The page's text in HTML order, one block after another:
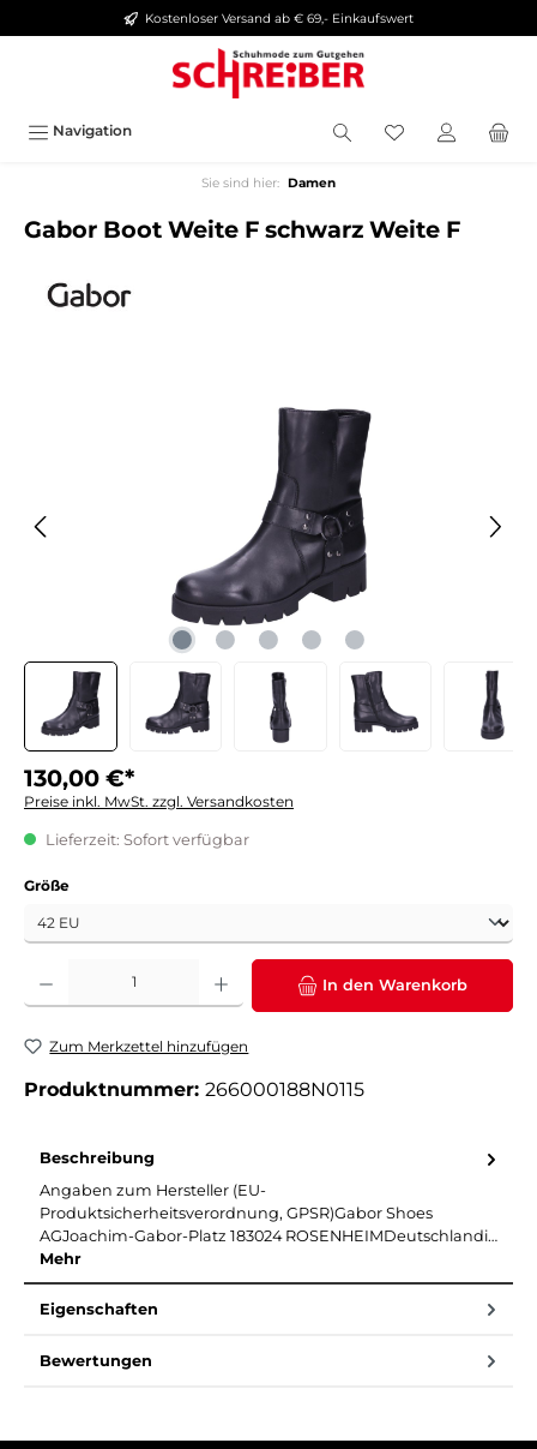
springen Kostenloser Versand ab € 69,- Einkaufswert
Navigation
Sie sind hier: Damen
Gabor Boot Weite F schwarz Weite F
Bildergalerie überspringen
130,00 €*
Preise inkl. MwSt. zzgl. Versandkosten
Lieferzeit: Sofort verfügbar
Größeauswählen
Produkt Anzahl: Gib den gewünschten Wert ein oder benutze die Schaltflächen um
In den Warenkorb
Zum Merkzettel hinzufügen
Produktnummer: 266000188N0115
Beschreibung
Angaben zum Hersteller (EU-
Produktsicherheitsverordnung, GPSR)Gabor Shoes
AGJoachim-Gabor-Platz 183024 ROSENHEIMDeutschlandi…
Mehr
Eigenschaften
Bewertungen